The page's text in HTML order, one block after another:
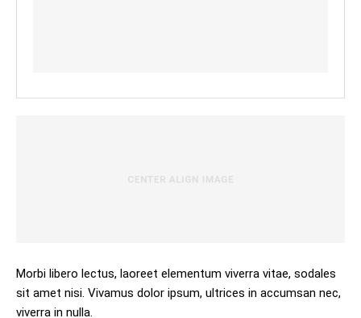
Morbi libero lectus, laoreet elementum viverra vitae, sodales
sit amet nisi. Vivamus dolor ipsum, ultrices in accumsan nec,
viverra in nulla.